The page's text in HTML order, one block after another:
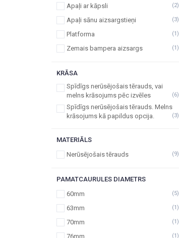
Apaļi ar kāpsli (2)
Apaļi sānu aizsargstieņi (3)
Platforma (1)
Zemais bampera aizsargs (1)
KRĀSA
Spīdīgs nerūsējošais tērauds, vai
melns krāsojums pēc izvēles
(6)
Spīdīgs nerūsējošais tērauds. Melns
krāsojums kā papildus opcija.
(3)
MATERIĀLS
Nerūsējošais tērauds
(9)
PAMATCAURULES DIAMETRS
60mm
(5)
63mm (1)
70mm (1)
76mm (1)